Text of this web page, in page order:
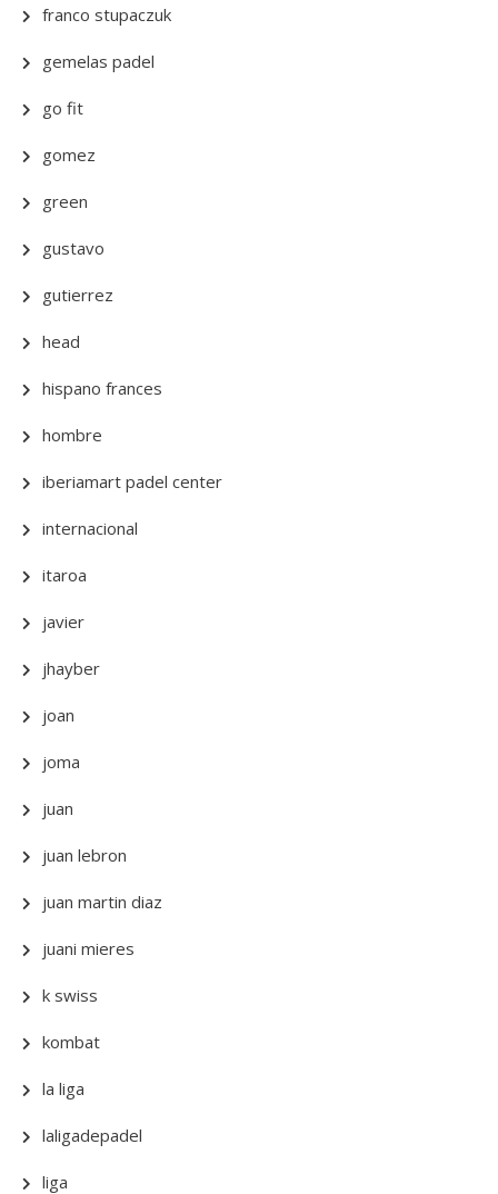
franco stupaczuk
gemelas padel
go fit
gomez
green
gustavo
gutierrez
head
hispano frances
hombre
iberiamart padel center
internacional
itaroa
javier
jhayber
joan
joma
juan
juan lebron
juan martin diaz
juani mieres
k swiss
kombat
la liga
laligadepadel
liga